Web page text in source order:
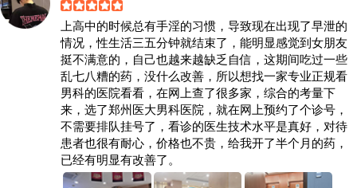
上高中的时候总有手淫的习惯，导致现在出现了早泄的
情况，性生活三五分钟就结束了，能明显感觉到女朋友
挺不满意的，自己也越来越缺乏自信，这期间吃过一些
乱七八糟的药，没什么改善，所以想找一家专业正规看
男科的医院看看，在网上查了很多家，综合的考量下
来，选了郑州医大男科医院，就在网上预约了个诊号，
不需要排队挂号了，看诊的医生技术水平是真好，对待
患者也很有耐心，价格也不贵，给我开了半个月的药，
已经有明显有改善了。